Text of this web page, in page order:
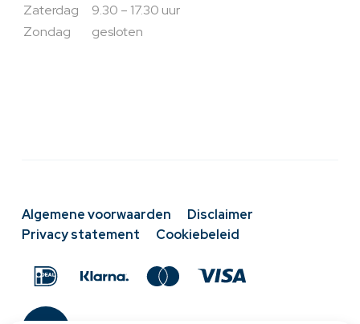
Zaterdag
9.30 – 17.30 uur
Zondag
gesloten
Algemene voorwaarden
Disclaimer
Privacy statement
Cookiebeleid